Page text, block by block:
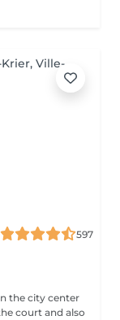
597
court and also